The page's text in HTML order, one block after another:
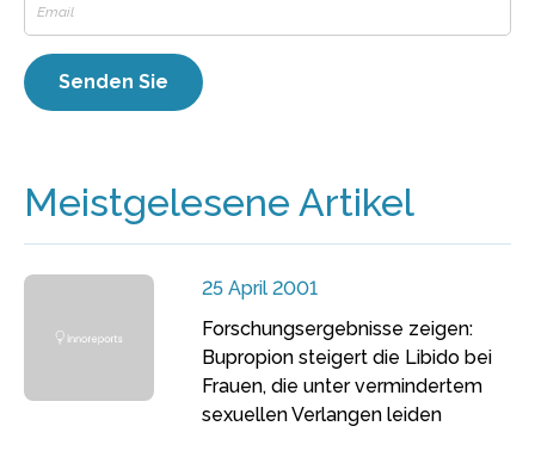
Meistgelesene Artikel
25 April 2001
Forschungsergebnisse zeigen:
Bupropion steigert die Libido bei
Frauen, die unter vermindertem
sexuellen Verlangen leiden